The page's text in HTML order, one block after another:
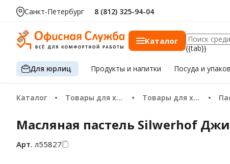
Санкт-Петербург 8 (812) 325-94-04
Каталог
{{tab}}
Для юрлиц Продуктыи напитки Посуда и
Каталог Товары для хобби и творчества Товары для художников
Масляная пастель Silwerhof
Арт. л55827